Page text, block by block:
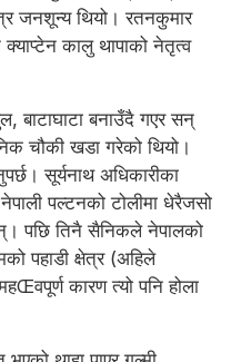
जनशून्य थियो। रतनकुमार
कालु थापाको नेतृत्व
बाटाघाटा बनाउँदै गएर सन्
चौकी खडा गरेको थियो।
सूर्यनाथ अधिकारीका
पल्टनको टोलीमा धेरैजसो
पछि तिनै सैनिकले नेपालको
पहाडी क्षेत्र (अहिले
कारण त्यो पनि होला